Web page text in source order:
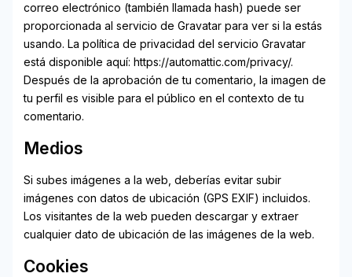
correo electrónico (también llamada hash) puede ser
proporcionada al servicio de Gravatar para ver si la estás
usando. La política de privacidad del servicio Gravatar
está disponible aquí: https://automattic.com/privacy/.
Después de la aprobación de tu comentario, la imagen de
tu perfil es visible para el público en el contexto de tu
comentario.
Medios
Si subes imágenes a la web, deberías evitar subir
imágenes con datos de ubicación (GPS EXIF) incluidos.
Los visitantes de la web pueden descargar y extraer
cualquier dato de ubicación de las imágenes de la web.
Cookies